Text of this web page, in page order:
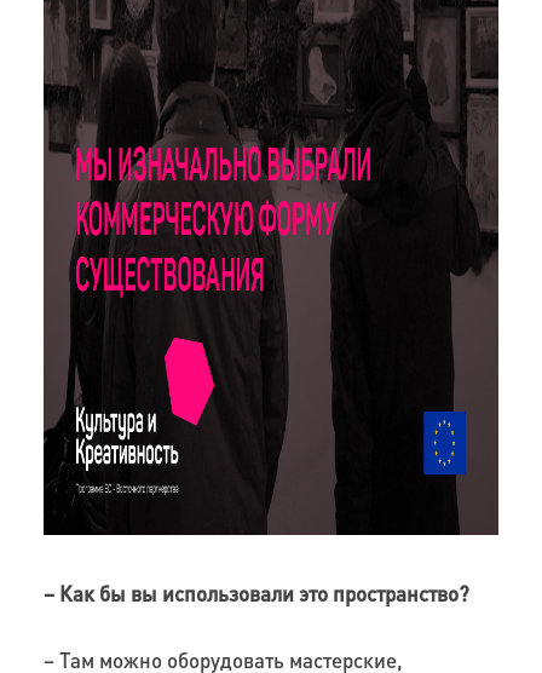
– Как бы вы использовали это пространство?
– Там можно оборудовать мастерские,